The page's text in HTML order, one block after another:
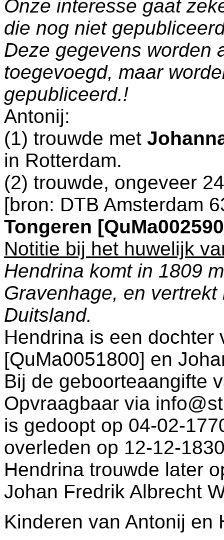
Onze interesse gaat
die nog niet
Deze gegevens worden
toegevoegd, maar
gepubliceerd.!
Antonij:
(1) trouwde met
in Rotterdam.
(2) trouwde, ongeveer
[bron: DTB Amsterdam
Tongeren
Notitie bij het huwelijk
Hendrina komt in 1809
Gravenhage, en
Duitsland.
Hendrina is een dochter
[QuMa0051800] en
Bij de geboorteaangifte
Opvraagbaar via
is gedoopt op 04-02-
overleden op 12-12-
Hendrina trouwde later
Johan Fredrik Albrecht
Kinderen van Antonij en